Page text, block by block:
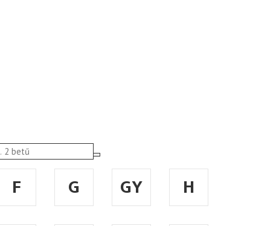
F G GY
H